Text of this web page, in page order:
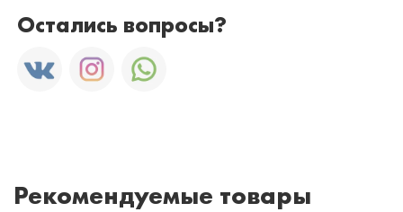
Остались вопросы?
Рекомендуемые товары